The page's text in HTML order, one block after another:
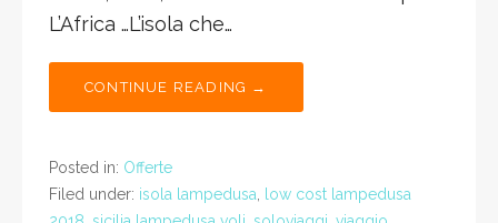
L’Africa …L’isola che…
CONTINUE READING →
Posted in: Offerte
Filed under: isola lampedusa
low cost lampedusa